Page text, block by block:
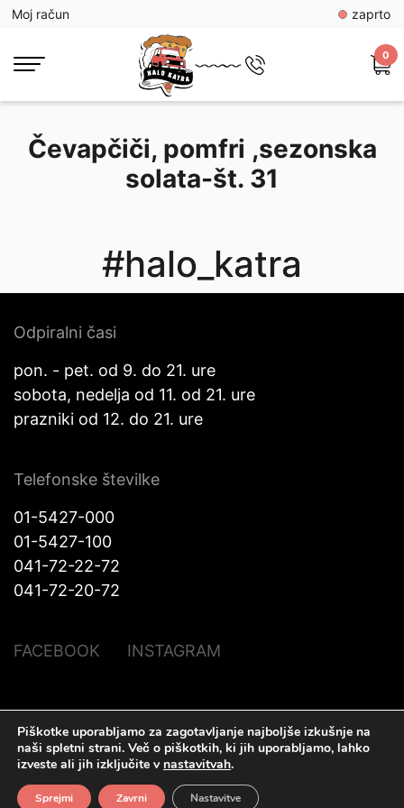
Moj račun zaprto
0
Čevapčiči, pomfri ,sezonska
solata-št. 31
#halo_katra
Odpiralni časi
pon. - pet. od 9. do 21. ure
sobota, nedelja od 11. od 21. ure
prazniki od 12. do 21. ure
Telefonske številke
01-5427-000
01-5427-100
041-72-22-72
041-72-20-72
FACEBOOK INSTAGRAM
© Halo Katra. Vse pravice pridržane |Pravno obvestilo |O piškotkih|
Izdelava spletnih straniPlenum IT d.o.o.
Piškotke uporabljamo za zagotavljanje najboljše izkušnje na
naši spletni strani. Več o piškotkih, ki jih uporabljamo, lahko
izveste ali jih izključite v nastavitvah.
Sprejmi Zavrni Nastavitve